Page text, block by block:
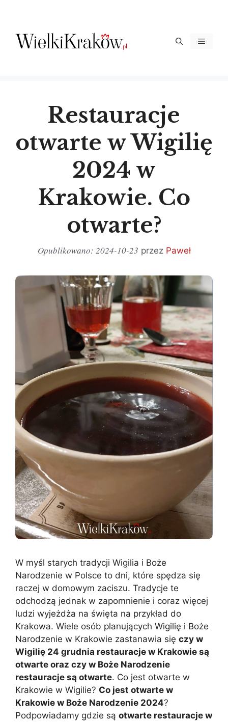
treści
Menu
Restauracje
otwarte w Wigilię
2024 w
Krakowie. Co
otwarte?
2024-10-23 przez Paweł
W myśl starych tradycji Wigilia i Boże
Narodzenie w Polsce to dni, które spędza się
raczej w domowym zaciszu. Tradycje te
odchodzą jednak w zapomnienie i coraz więcej
ludzi wyjeżdża na święta na przykład do
Krakowa. Wiele osób planujących Wigilię i Boże
Narodzenie w Krakowie zastanawia się czy w
Wigilię 24 grudnia restauracje w Krakowie są
otwarte oraz czy w Boże Narodzenie
restauracje są otwarte. Co jest otwarte w
Krakowie w Wigilie? Co jest otwarte w
Krakowie w Boże Narodzenie 2024?
Podpowiadamy gdzie są otwarte restauracje w